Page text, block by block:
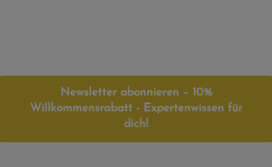
Newsletter abonnieren – 10%
Willkommensrabatt - Expertenwissen für
dich!